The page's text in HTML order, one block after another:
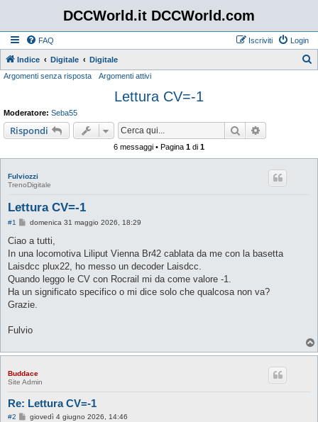
DCCWorld.it DCCWorld.com
FAQ Login
Iscriviti
Indice Digitale Digitale
Argomenti senza risposta Argomenti attivi
Lettura CV=-1
Moderatore: Seba55
Rispondi Cerca
6 messaggi • Pagina 1 di 1
Fulviozzi
TrenoDigitale
Lettura CV=-1
#1
M
s
a
g
i
o
domenica 31 maggio 2026, 18:29
Ciao a tutti,
In una locomotiva Liliput Vienna Br42 cablata da me con la basetta
Laisdcc plux22, ho messo un decoder Laisdcc.
Quando leggo le CV con Rocrail mi da come valore -1.
Ha un significato specifico o mi dice solo che qualcosa non va?
Grazie.
Fulvio
Buddace
Site Admin
Re: Lettura CV=-1
#2
Mgiovedì 4 giugno 2026, 14:46